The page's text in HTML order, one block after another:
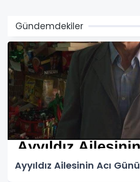
Gündemdekiler
Ayyıldız Ailesinin Acı Günü